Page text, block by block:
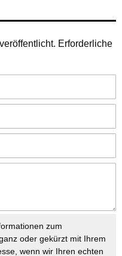
Erforderliche
zum
oder gekürzt mit Ihrem
wenn wir Ihren echten